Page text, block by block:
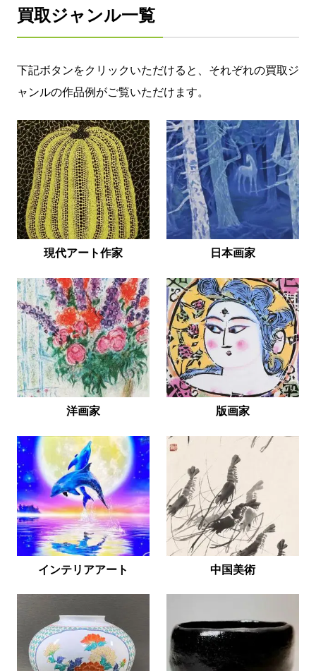
買取ジャンル一覧
下記ボタンをクリックいただけると、それぞれの買取ジ
ャンルの作品例がご覧いただけます。
現代アート作家 日本画家
洋画家 版画家
インテリアアート 中国美術